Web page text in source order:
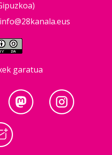
info@28kanala.eus
garatua